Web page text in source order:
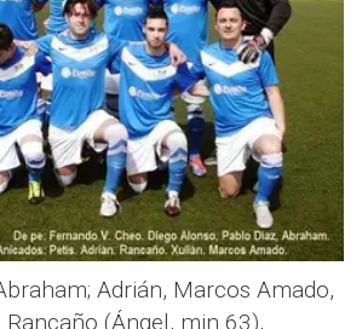
Adrián, Marcos Amado,
Rancaño (Ángel, min.63),